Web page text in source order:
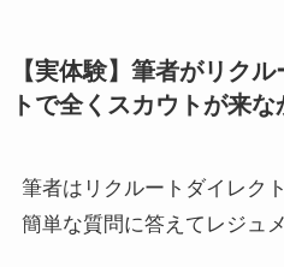
【実体験】筆者がリク
トで全くスカウトが来な
筆者はリクルートダイレク
簡単な質問に答えてレジュ